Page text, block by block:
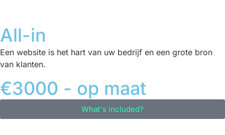
All-in
Een website is het hart van uw bedrijf en een grote bron
van klanten.
€3000 - op maat
What's included?